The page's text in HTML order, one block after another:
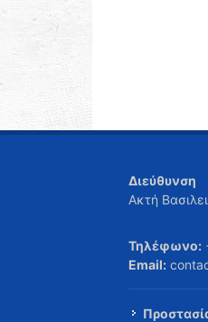
Διεύθυνση
Ακτή
Τηλέφωνο:
Email: